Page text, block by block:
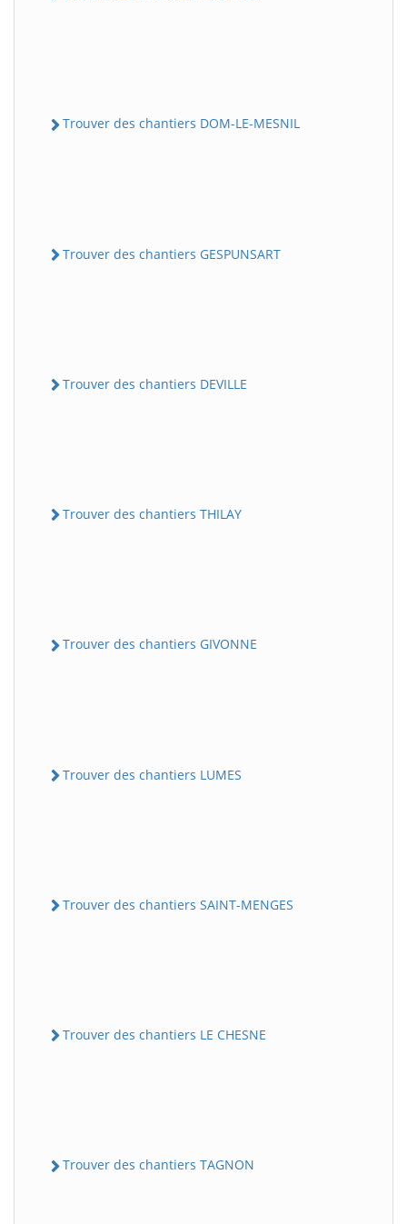
Trouver des chantiers DOM-LE-MESNIL
Trouver des chantiers GESPUNSART
Trouver des chantiers DEVILLE
Trouver des chantiers THILAY
Trouver des chantiers GIVONNE
Trouver des chantiers LUMES
Trouver des chantiers SAINT-MENGES
Trouver des chantiers LE CHESNE
Trouver des chantiers TAGNON